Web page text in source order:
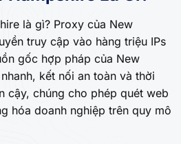
là gì? Proxy của New
truy cập vào hàng triệu IPs
gốc hợp pháp của New
kết nối an toàn và thời
cậy, chúng cho phép quét web
hóa doanh nghiệp trên quy mô